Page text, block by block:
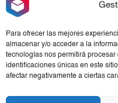
Para ofrecer las mejores
almacenar y/o acceder a la
tecnologías nos permitirá
identificaciones únicas en este
afectar negativamente a ciertas
y construcción.